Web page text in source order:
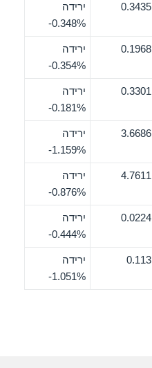
0.3435
ירידה
‎-0.348%
0.1968
ירידה
‎-0.354%
0.3301
ירידה
‎-0.181%
3.6686
ירידה
‎-1.159%
4.7611
ירידה
‎-0.876%
0.0224
ירידה
‎-0.444%
0.113
ירידה
‎-1.051%